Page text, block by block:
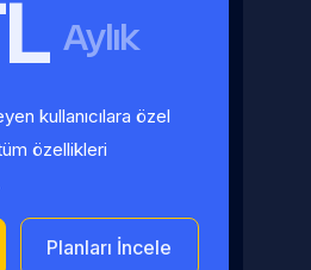
Aylık
kullanıcılara özel
özellikleri
Planları İncele